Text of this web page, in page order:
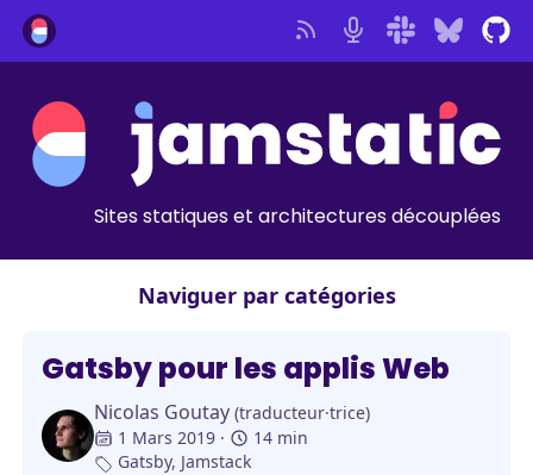
Sites statiques et architectures découplées
Naviguer par catégories
Gatsby pour les applis Web
Nicolas Goutay (traducteur·trice)
1 Mars 2019
14 min
Gatsby, Jamstack